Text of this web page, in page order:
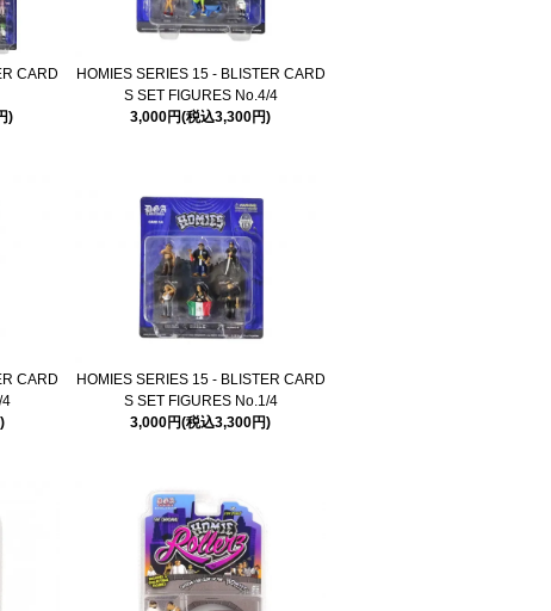
CARD
)
HOMIES SERIES 15 - BLISTER CARD
S SET FIGURES No.4/4
3,000円(税込3,300円)
CARD
4
HOMIES SERIES 15 - BLISTER CARD
S SET FIGURES No.1/4
3,000円(税込3,300円)